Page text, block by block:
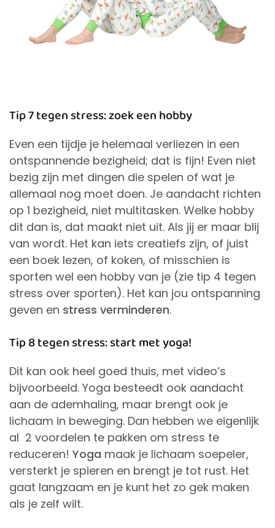
Tip 7 tegen stress: zoek een hobby
Even een tijdje je helemaal verliezen in een
ontspannende bezigheid; dat is fijn! Even niet
bezig zijn met dingen die spelen of wat je
allemaal nog moet doen. Je aandacht richten
op 1 bezigheid, niet multitasken. Welke hobby
dit dan is, dat maakt niet uit. Als jij er maar blij
van wordt. Het kan iets creatiefs zijn, of juist
een boek lezen, of koken, of misschien is
sporten wel een hobby van je (zie tip 4 tegen
stress over sporten). Het kan jou ontspanning
geven en stress verminderen.
Tip 8 tegen stress: start met yoga!
Dit kan ook heel goed thuis, met video’s
bijvoorbeeld. Yoga besteedt ook aandacht
aan de ademhaling, maar brengt ook je
lichaam in beweging. Dan hebben we eigenlijk
al 2 voordelen te pakken om stress te
reduceren! Yoga maak je lichaam soepeler,
versterkt je spieren en brengt je tot rust. Het
gaat langzaam en je kunt het zo gek maken
als je zelf wilt.